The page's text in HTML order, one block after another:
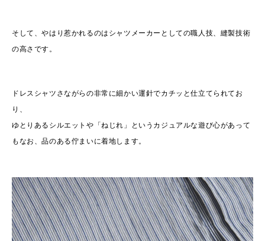
そして、やはり惹かれるのはシャツメーカーとしての職人技、縫製技術
の高さです。
ドレスシャツさながらの非常に細かい運針でカチッと仕立てられてお
り、
ゆとりあるシルエットや「ねじれ」というカジュアルな遊び心があって
もなお、品のある佇まいに着地します。